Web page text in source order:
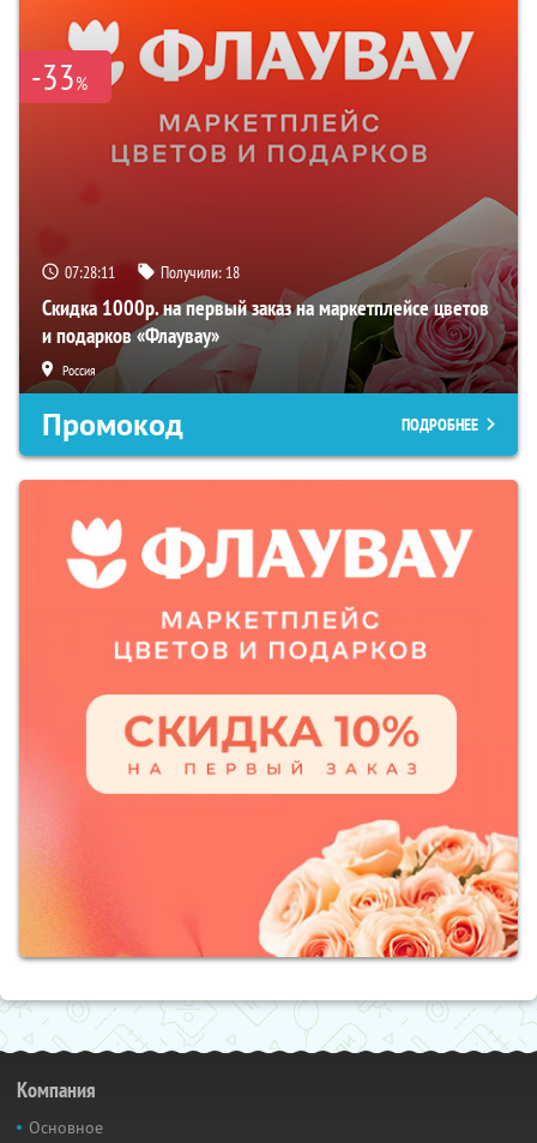
-33%
07:28:10 Получили: 18
Скидка 1000р. на первый заказ на маркетплейсе цветов
и подарков «Флаувау»
Россия
Промокод ПОДРОБНЕЕ
Компания
Основное